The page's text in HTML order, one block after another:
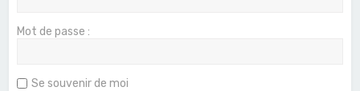
Mot de passe :
Se souvenir de moi